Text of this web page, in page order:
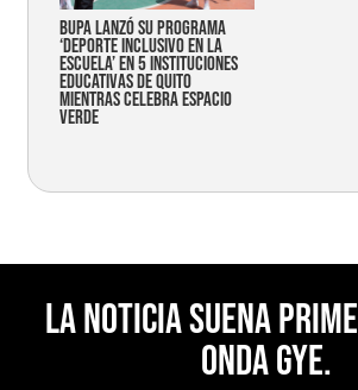
Bupa lanzó su programa
‘Deporte Inclusivo en la
Escuela’ en 5 instituciones
educativas de Quito
mientras celebra espacio
verde
La noticia suena
Onda Gye.